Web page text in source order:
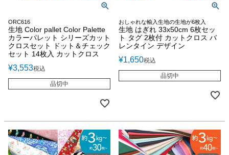
ORC616
生地 Color pallet Color Palette
カラーパレット シリーズカット
クロスセット ドット＆チェック
セット 14枚入 カットクロス
¥3,553税込
品切中
おしゃれな輸入生地の生地が6枚入
生地 はぎれ 33x50cm 6枚セッ
ト タグ 2枚付 カットクロス バ
レンタイン デザイン
¥1,650税込
品切中